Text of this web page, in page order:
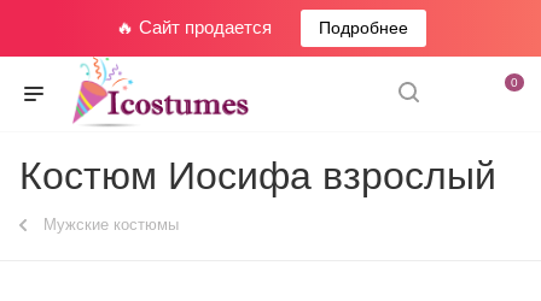
🔥 Сайт продается Подробнее
0
Костюм Иосифа взрослый
Мужские костюмы